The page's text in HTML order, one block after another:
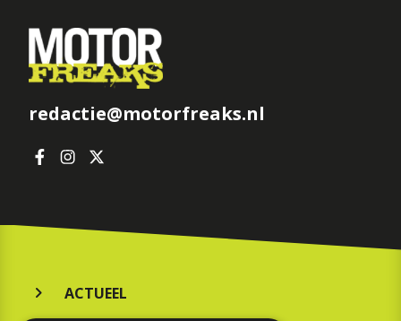
redactie@motorfreaks.nl
ACTUEEL